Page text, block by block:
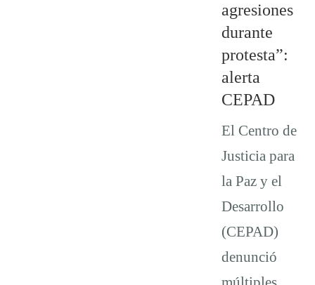
agresiones
durante
protesta”:
alerta
CEPAD
El Centro de
Justicia para
la Paz y el
Desarrollo
(CEPAD)
denunció